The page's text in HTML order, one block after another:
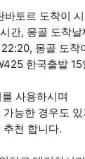
토르 도착이
간, 몽골 도착
몽골 도착
한국출발
사용하시며
능한 경우도
천 합니다.